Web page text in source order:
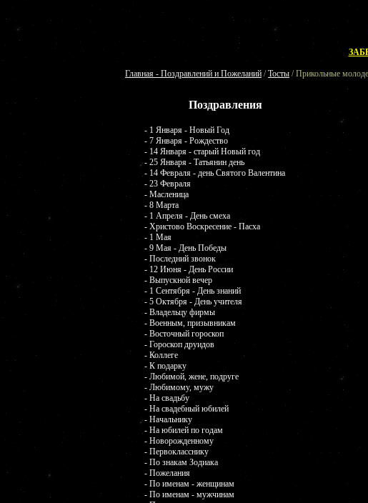
Главная - Поздравлений и Пожеланий /Тосты / Прикольные
Поздравления
- 1 Января - Новый Год
- 7 Января - Рождество
- 14 Января - старый Новый год
- 25 Января - Татьянин день
- 14 Февраля - день Святого Валентина
- 23 Февраля
- Масленица
- 8 Марта
- 1 Апреля - День смеха
- Христово Воскресение - Пасха
- 1 Мая
- 9 Мая - День Победы
- Последний звонок
- 12 Июня - День России
- Выпускной вечер
- 1 Сентября - День знаний
- 5 Октября - День учителя
- Владельцу фирмы
- Военным, призывникам
- Восточный гороскоп
- Гороскоп друидов
- Коллеге
- К подарку
- Любимой, жене, подруге
- Любимому, мужу
- На свадьбу
- На свадебный юбилей
- Начальнику
- На юбилей по годам
- Новорожденному
- Первокласснику
- По знакам Зодиака
- Пожелания
- По именам - женщинам
- По именам - мужчинам